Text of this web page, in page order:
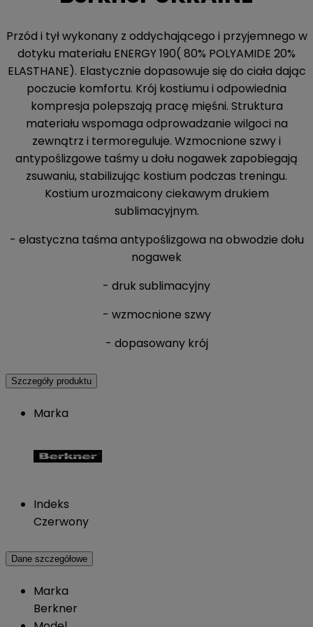
Przód i tył wykonany z oddychającego i przyjemnego w
dotyku materiału ENERGY 190( 80% POLYAMIDE 20%
ELASTHANE). Elastycznie dopasowuje się do ciała dając
poczucie komfortu. Krój kostiumu i odpowiednia
kompresja polepszają pracę mięśni. Struktura
materiału wspomaga odprowadzanie wilgoci na
zewnątrz i termoreguluje. Wzmocnione szwy i
antypoślizgowe taśmy u dołu nogawek zapobiegają
zsuwaniu, stabilizując kostium podczas treningu.
Kostium urozmaicony ciekawym drukiem
sublimacyjnym.
- elastyczna taśma antypoślizgowa na obwodzie dołu
nogawek
- druk sublimacyjny
- wzmocnione szwy
- dopasowany krój
Szczegóły produktu
Marka
Indeks
Czerwony
Dane szczegółowe
Marka
Berkner